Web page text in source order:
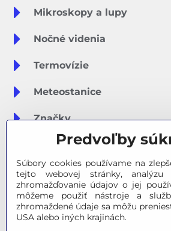
Mikroskopy a lupy
Nočné videnia
Termovízie
Meteostanice
Značky
Výpredaj
Tipy na darčeky
Poradňa - Ako si vybrať
Predvoľby
Súbory cookies používame na
tejto webovej stránky,
zhromažďovanie údajov o jej
môžeme použiť nástroje a
zhromaždené údaje sa môžu
USA alebo iných krajinách.